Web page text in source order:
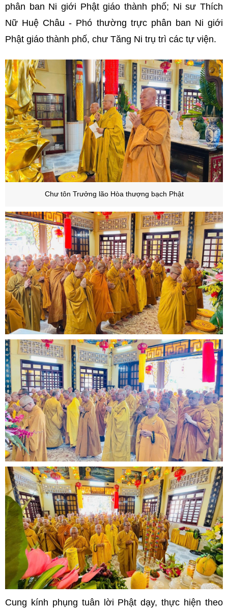
phân ban Ni giới Phật giáo thành phố; Ni sư Thích
Nữ Huệ Châu - Phó thường trực phân ban Ni giới
Phật giáo thành phố, chư Tăng Ni trụ trì các tự viện.
Chư tôn Trưởng lão Hòa thượng bạch Phật
Cung kính phụng tuân lời Phật dạy, thực hiện theo